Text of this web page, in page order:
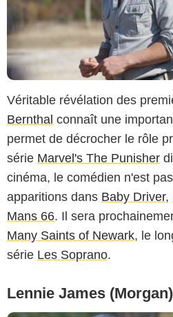
Véritable révélation des
Bernthal connaît une
permet de décrocher le rôle
série Marvel's The Punisher
cinéma, le comédien n'est
apparitions dans Baby Driver,
Mans 66. Il sera
Many Saints of Newark, le
série Les Soprano.
Lennie James (Morgan)